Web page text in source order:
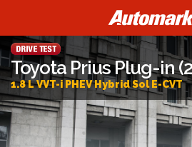
Toyota Prius Plug-in
1.8 L VVT-i PHEV Hybrid Sol E-CVT